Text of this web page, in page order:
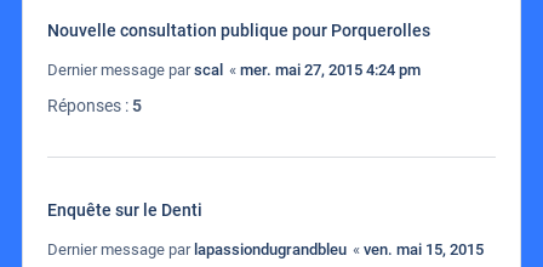
Nouvelle consultation publique pour Porquerolles
Dernier message parscal « mer. mai 27, 2015 4:24 pm
Réponses :5
Enquête sur le Denti
Dernier message par lapassiondugrandbleu « ven. mai 15, 2015